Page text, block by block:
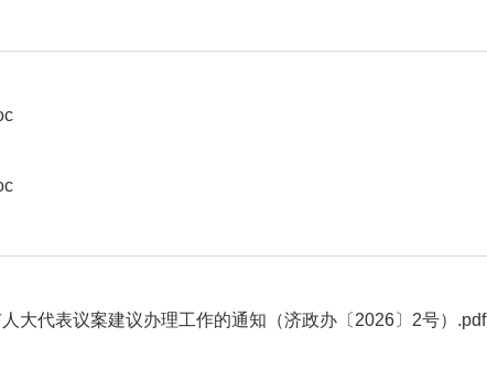
大代表议案建议办理工作的通知（济政办〔2026〕2号）.pdf